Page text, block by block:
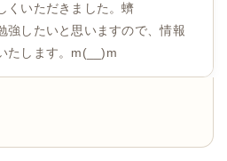
くいただきました。蠐
強したいと思いますので、情報
たします。m(__)m